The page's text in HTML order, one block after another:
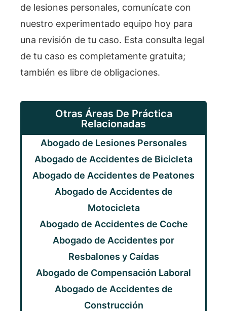
de lesiones personales, comunícate con
nuestro experimentado equipo hoy para
una revisión de tu caso. Esta consulta legal
de tu caso es completamente gratuita;
también es libre de obligaciones.
Otras Áreas De Práctica
Relacionadas
Abogado de Lesiones Personales
Abogado de Accidentes de Bicicleta
Abogado de Accidentes de Peatones
Abogado de Accidentes de
Motocicleta
Abogado de Accidentes de Coche
Abogado de Accidentes por
Resbalones y Caídas
Abogado de Compensación Laboral
Abogado de Accidentes de
Construcción